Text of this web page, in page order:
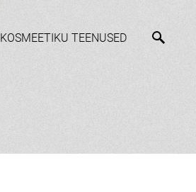
KOSMEETIKU TEENUSED